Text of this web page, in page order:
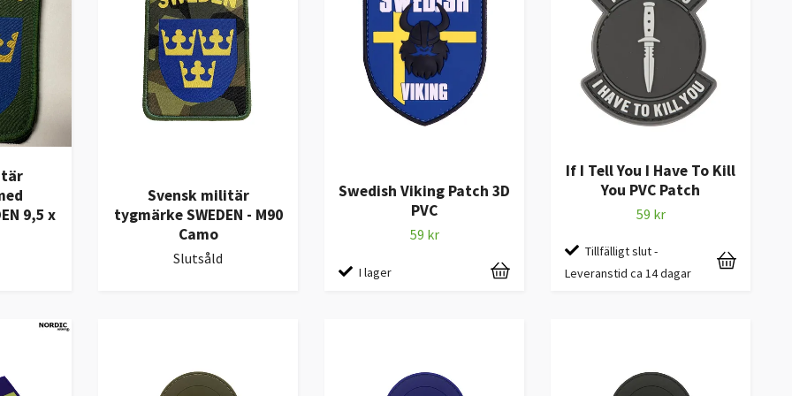
9,5 x
Svensk militär
tygmärke SWEDEN - M90
Camo
Slutsåld
Swedish Viking Patch 3D
PVC
59 kr
I lager
If I Tell You I Have To Kill
You PVC Patch
59 kr
Tillfälligt slut -
Leveranstid ca 14 dagar